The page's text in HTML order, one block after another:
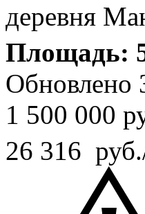
деревня
Площадь:
Обновлено
1 500 000
26 316